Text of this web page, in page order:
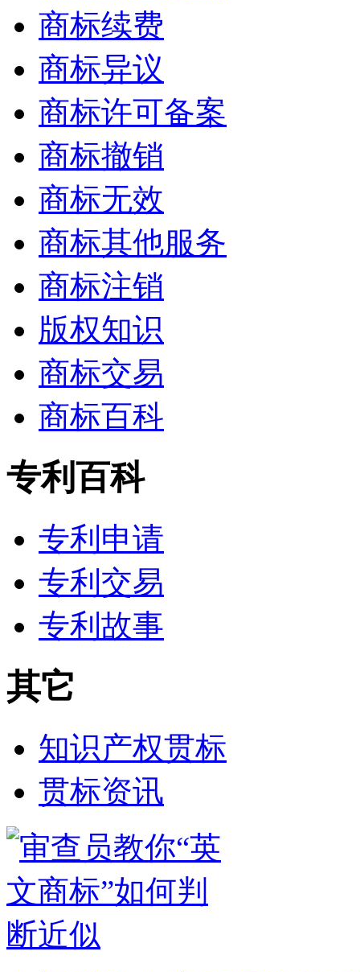
商标续费
商标异议
商标许可备案
商标撤销
商标无效
商标其他服务
商标注销
版权知识
商标交易
商标百科
专利百科
专利申请
专利交易
专利故事
其它
知识产权贯标
贯标资讯